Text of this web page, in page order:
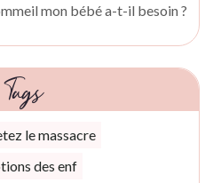
mon bébé a-t-il besoin ?
Tags
le massacre
des enf